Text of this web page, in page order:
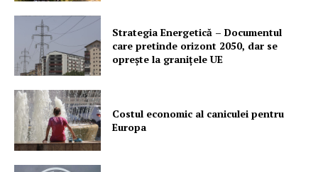
Strategia Energetică – Documentul
care pretinde orizont 2050, dar se
oprește la granițele UE
Costul economic al caniculei pentru
Europa